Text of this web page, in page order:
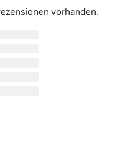
vorhanden.